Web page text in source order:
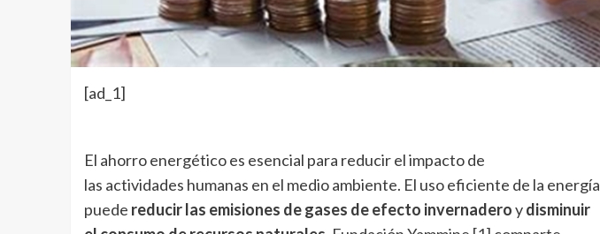
[ad_1]
El ahorro energético es esencial para reducir el impacto de
las actividades humanas en el medio ambiente. El uso eficiente de la energía
puede reducir las emisiones de gases de efecto invernaderoydisminuir